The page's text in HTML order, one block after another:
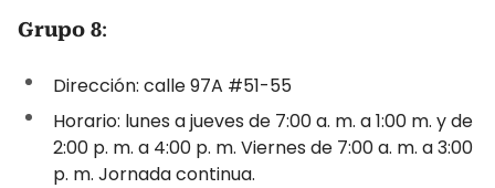
Grupo 8:
Dirección: calle 97A #51-55
Horario: lunes a jueves de 7:00 a. m. a 1:00 m. y de
2:00 p. m. a 4:00 p. m. Viernes de 7:00 a. m. a 3:00
p. m. Jornada continua.